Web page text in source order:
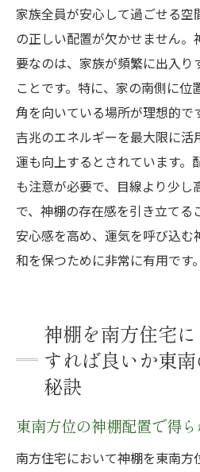
家族全員が安心して過ごせる
の正しい配置が欠かせません
要なのは、家族が頻繁に出入り
ことです。特に、家の南側に位
角を向いている場所が理想的で
吉兆のエネルギーを最大限に活
運も向上するとされています。
も注意が必要で、目線より少し
で、神棚の存在感を引き立てる
安心感を高め、運気を呼び込
和を保つために非常に有用です。
神棚を南方住宅
すれば良いか東
秘訣
東南方位の神棚配置で得
南方住宅において神棚を東南方